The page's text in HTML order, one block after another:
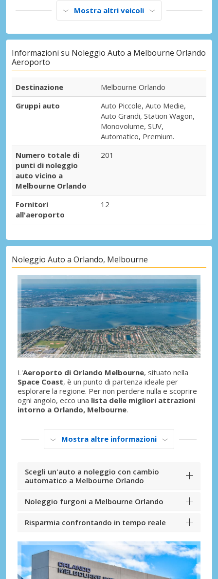
Mostra altri veicoli
Informazioni su Noleggio Auto a Melbourne Orlando
Aeroporto
Destinazione
Melbourne Orlando
Gruppi auto
Auto Piccole, Auto Medie,
Auto Grandi, Station Wagon,
Monovolume, SUV,
Automatico, Premium.
Numero totale di
punti di noleggio
auto vicino a
Melbourne Orlando
201
Fornitori
all'aeroporto
12
Noleggio Auto a Orlando, Melbourne
L'Aeroporto di Orlando Melbourne, situato nella
Space Coast, è un punto di partenza ideale per
esplorare la regione. Per non perdere nulla e scoprire
ogni angolo, ecco una lista delle migliori attrazioni
intorno a Orlando, Melbourne.
Mostra altre informazioni
Scegli un'auto a noleggio con cambio
automatico a Melbourne Orlando
Noleggio furgoni a Melbourne Orlando
Risparmia confrontando in tempo reale